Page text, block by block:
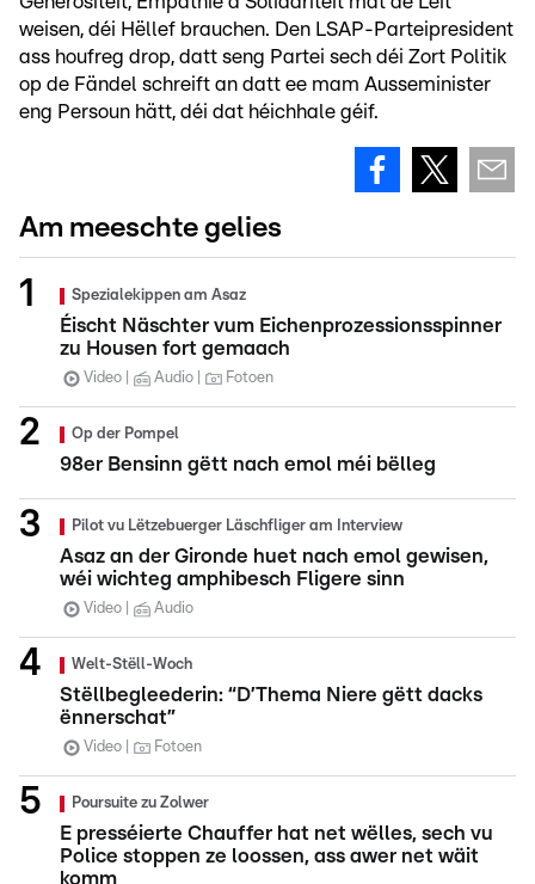
weisen, déi Hëllef brauchen. Den LSAP-Parteipresident
ass houfreg drop, datt seng Partei sech déi Zort Politik
op de Fändel schreift an datt ee mam Ausseminister
eng Persoun hätt, déi dat héichhale géif.
Am meeschte gelies
Spezialekippen am Asaz
Éischt Näschter vum Eichenprozessionsspinner
zu Housen fort gemaach
Video Audio Fotoen
Op der Pompel
98er Bensinn gëtt nach emol méi bëlleg
Pilot vu Lëtzebuerger Läschfliger am Interview
Asaz an der Gironde huet nach emol gewisen,
wéi wichteg amphibesch Fligere sinn
Video Audio
Welt-Stëll-Woch
Stëllbegleederin: “D’Thema Niere gëtt dacks
ënnerschat”
Video Fotoen
Poursuite zu Zolwer
E presséierte Chauffer hat net wëlles, sech vu
Police stoppen ze loossen, ass awer net wäit
komm